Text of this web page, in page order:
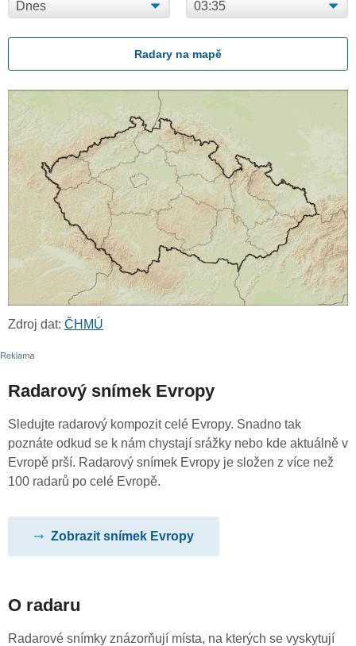
Radary na mapě
Zdroj dat: ČHMÚ
Radarový snímek Evropy
Sledujte radarový kompozit celé Evropy. Snadno tak
poznáte odkud se k nám chystají srážky nebo kde aktuálně v
Evropě prší. Radarový snímek Evropy je složen z více než
100 radarů po celé Evropě.
Zobrazit snímek Evropy
O radaru
Radarové snímky znázorňují místa, na kterých se vyskytují